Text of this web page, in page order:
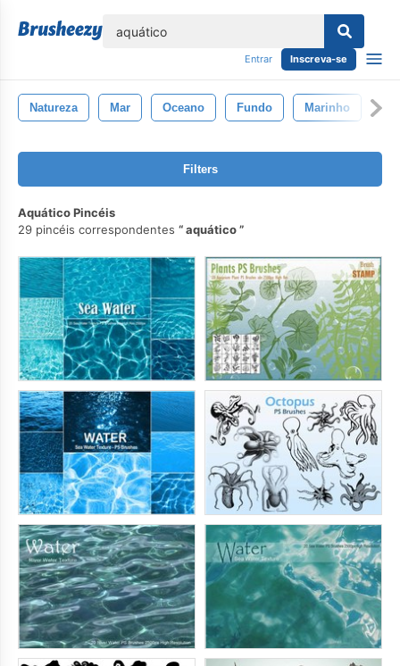
Entrar Inscreva-se
Natureza Mar Oceano Fundo Marinho
Filters
Aquático Pincéis
29 pincéis correspondentes
aquático